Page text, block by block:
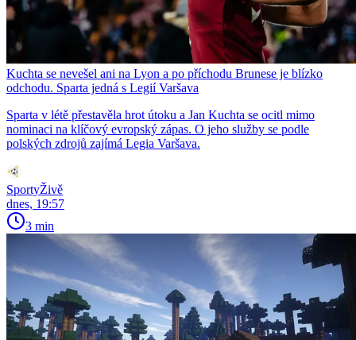
Kuchta se nevešel ani na Lyon a po příchodu Brunese je blízko
odchodu. Sparta jedná s Legií Varšava
Sparta v létě přestavěla hrot útoku a Jan Kuchta se ocitl mimo
nominaci na klíčový evropský zápas. O jeho služby se podle
polských zdrojů zajímá Legia Varšava.
SportyŽivě
dnes, 19:57
3 min